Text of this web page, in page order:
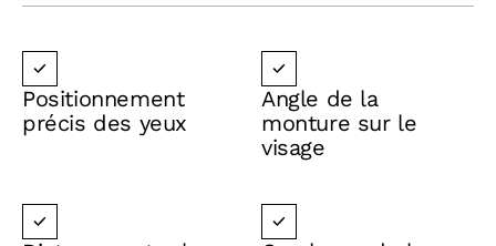
Positionnement
précis des yeux
Angle de la
monture sur le
visage